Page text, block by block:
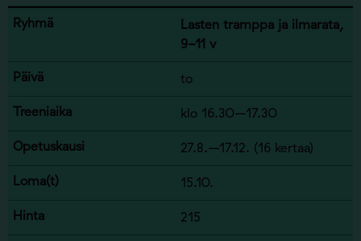
Lasten tramppa ja ilmarata,
9-11 v
to
klo 16.30–17.30
27.8.–17.12. (16 kertaa)
15.10.
215